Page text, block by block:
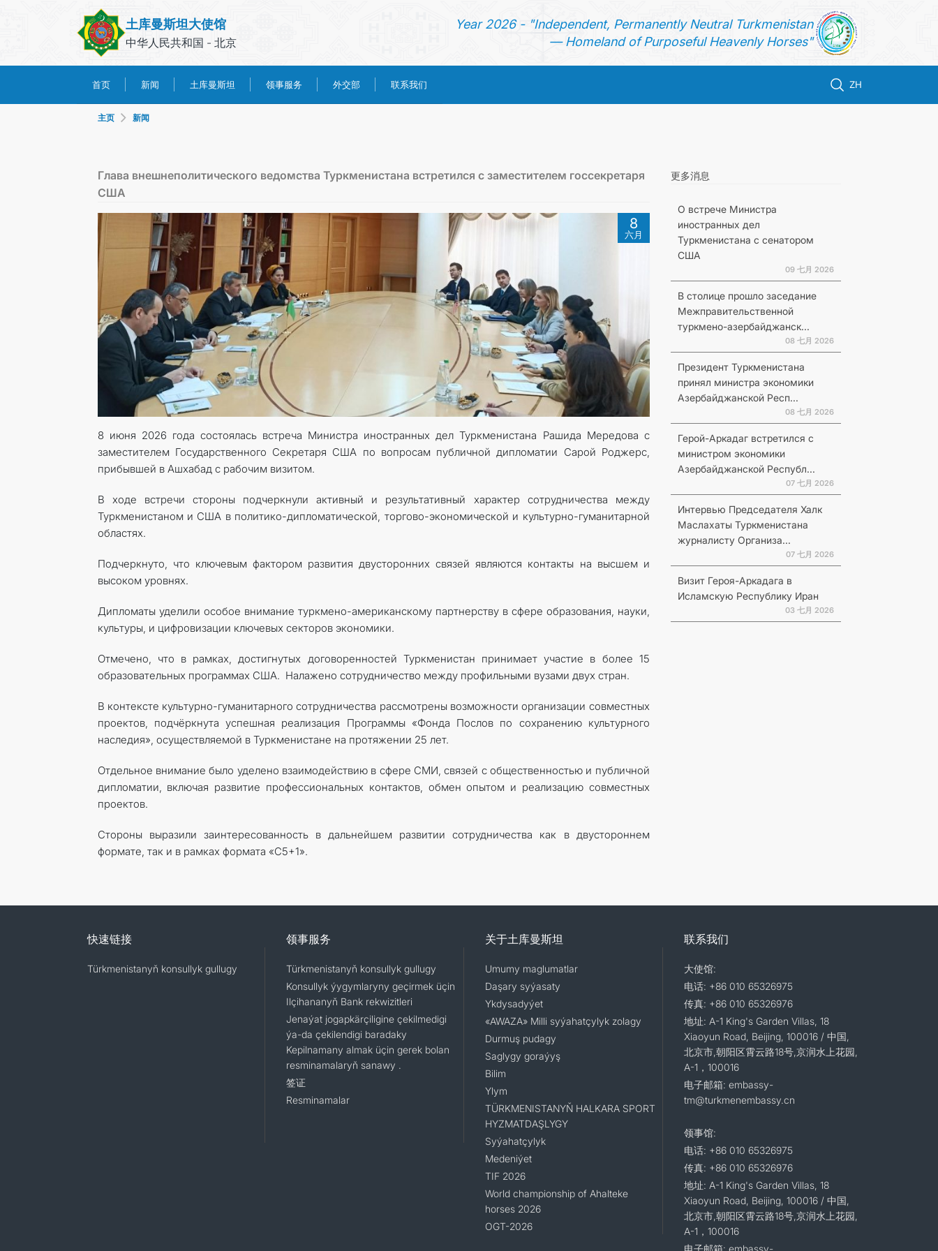
土库曼斯坦大使馆
中华人民共和国 - 北京
Year 2026 - "Independent, Permanently Neutral Turkmenistan
— Homeland of Purposeful Heavenly Horses"
首页 新闻 土库曼斯坦 领事服务 外交部 联系我们 ZH
领事服务
外交部
联系我们
主页 新闻
Глава внешнеполитического ведомства Туркменистана встретился с заместителем госсекретаря
США
8
六月
8 июня 2026 года состоялась встреча Министра иностранных дел Туркменистана Рашида Мередова с
заместителем Государственного Секретаря США по вопросам публичной дипломатии Сарой Роджерс,
прибывшей в Ашхабад с рабочим визитом.
В ходе встречи стороны подчеркнули активный и результативный характер сотрудничества между
Туркменистаном и США в политико-дипломатической, торгово-экономической и культурно-гуманитарной
областях.
Подчеркнуто, что ключевым фактором развития двусторонних связей являются контакты на высшем и
высоком уровнях.
Дипломаты уделили особое внимание туркмено-американскому партнерству в сфере образования, науки,
культуры, и цифровизации ключевых секторов экономики.
Отмечено, что в рамках, достигнутых договоренностей Туркменистан принимает участие в более 15
образовательных программах США. Налажено сотрудничество между профильными вузами двух стран.
В контексте культурно-гуманитарного сотрудничества рассмотрены возможности организации совместных
проектов, подчёркнута успешная реализация Программы «Фонда Послов по сохранению культурного
наследия», осуществляемой в Туркменистане на протяжении 25 лет.
Отдельное внимание было уделено взаимодействию в сфере СМИ, связей с общественностью и публичной
дипломатии, включая развитие профессиональных контактов, обмен опытом и реализацию совместных
проектов.
Стороны выразили заинтересованность в дальнейшем развитии сотрудничества как в двустороннем
формате, так и в рамках формата «С5+1».
更多消息
О встрече Министра
иностранных дел
Туркменистана с сенатором
США
09 七月 2026
В столице прошло заседание
Межправительственной
туркмено-азербайджанск...
08 七月 2026
Президент Туркменистана
принял министра экономики
Азербайджанской Респ...
08 七月 2026
Герой-Аркадаг встретился с
министром экономики
Азербайджанской Республ...
07 七月 2026
Интервью Председателя Халк
Маслахаты Туркменистана
журналисту Организа...
07 七月 2026
Визит Героя-Аркадага в
Исламскую Республику Иран
03 七月 2026
快速链接
Türkmenistanyň konsullyk gullugy
领事服务
Türkmenistanyň konsullyk gullugy
Konsullyk ýygymlaryny geçirmek üçin
Ilçihananyň Bank rekwizitleri
Jenaýat jogapkärçiligine çekilmedigi
ýa-da çekilendigi baradaky
Kepilnamany almak üçin gerek bolan
resminamalaryň sanawy .
签证
Resminamalar
关于土库曼斯坦
Umumy maglumatlar
Daşary syýasaty
Ykdysadyýet
«AWAZA» Milli syýahatçylyk zolagy
Durmuş pudagy
Saglygy goraýyş
Bilim
Ylym
TÜRKMENISTANYŇ HALKARA SPORT
HYZMATDAŞLYGY
Syýahatçylyk
Medeniýet
TIF 2026
World championship of Ahalteke
horses 2026
OGT-2026
联系我们
大使馆:
电话: +86 010 65326975
传真: +86 010 65326976
地址: A-1 King's Garden Villas, 18
Xiaoyun Road, Beijing, 100016 / 中国,
北京市,朝阳区霄云路18号,京润水上花园,
A-1，100016
电子邮箱: embassy-
tm@turkmenembassy.cn
领事馆:
电话: +86 010 65326975
传真: +86 010 65326976
地址: A-1 King's Garden Villas, 18
Xiaoyun Road, Beijing, 100016 / 中国,
北京市,朝阳区霄云路18号,京润水上花园,
A-1，100016